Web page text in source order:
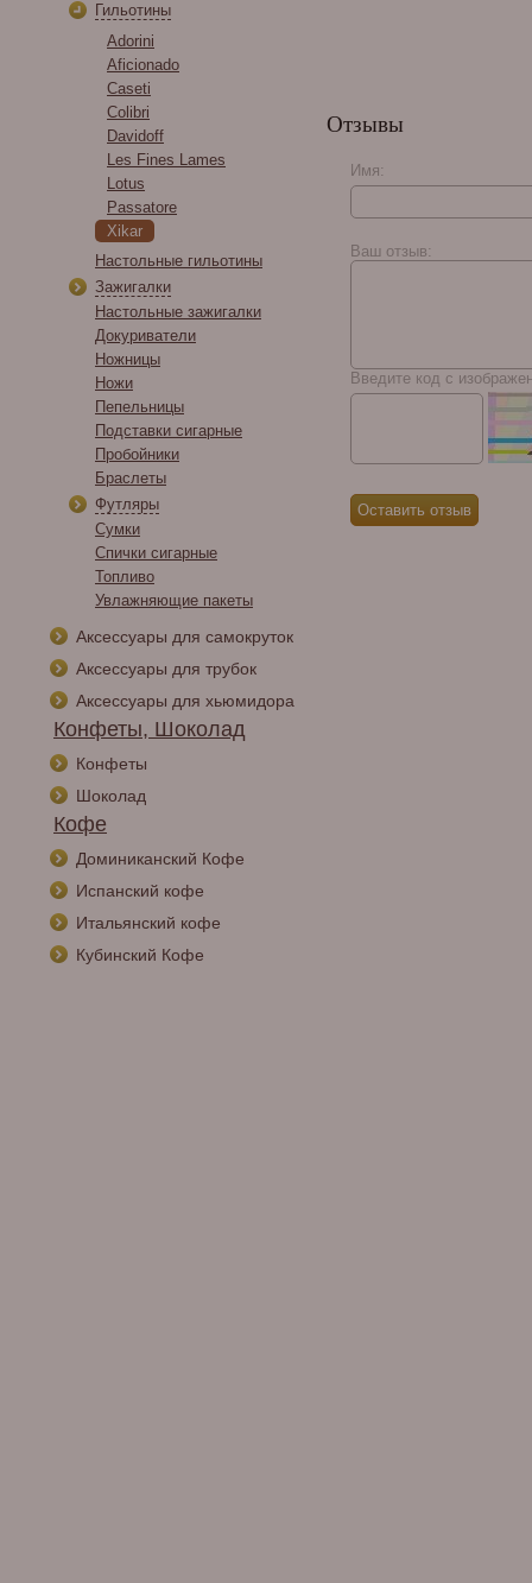
Гильотины
Adorini
Aficionado
Caseti
Colibri
Davidoff
Les Fines Lames
Lotus
Passatore
Xikar
Настольные гильотины
Зажигалки
Настольные зажигалки
Докуриватели
Ножницы
Ножи
Пепельницы
Подставки сигарные
Пробойники
Браслеты
Футляры
Сумки
Спички сигарные
Топливо
Увлажняющие пакеты
Аксессуары для самокруток
Аксессуары для трубок
Аксессуары для хьюмидора
Конфеты, Шоколад
Конфеты
Шоколад
Кофе
Доминиканский Кофе
Испанский кофе
Итальянский кофе
Кубинский Кофе
Perez Carrillo La
Historia E-III
Отзывы
Имя:
Ваш отзыв:
Введите код с